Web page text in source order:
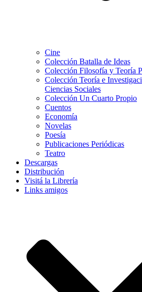
Cine
Colección Batalla de Ideas
Colección Filosofía y Teoría
Colección Teoría e
Ciencias Sociales
Colección Un Cuarto Propio
Cuentos
Economía
Novelas
Poesía
Publicaciones Periódicas
Teatro
Descargas
Distribución
Visitá la Librería
Links amigos